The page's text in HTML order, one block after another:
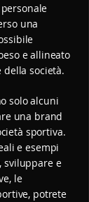
una
e allineato
della società.
solo alcuni
una brand
sportiva.
e esempi
sviluppare e
le
potrete